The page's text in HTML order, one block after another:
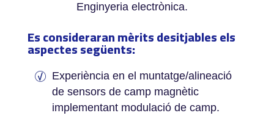
Enginyeria electrònica.
Es consideraran mèrits desitjables els
aspectes següents:­
Experiència en el muntatge/alineació
de sensors de camp magnètic
implementant modulació de camp.